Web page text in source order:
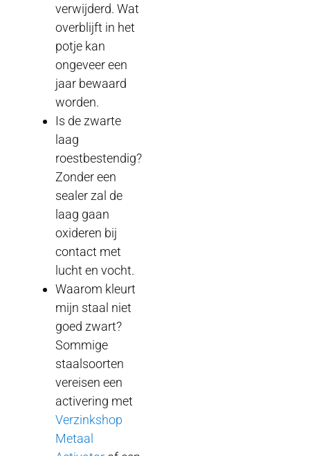
verwijderd. Wat
overblijft in het
potje kan
ongeveer een
jaar bewaard
worden.
Is de zwarte
laag
roestbestendig?
Zonder een
sealer zal de
laag gaan
oxideren bij
contact met
lucht en vocht.
Waarom kleurt
mijn staal niet
goed zwart?
Sommige
staalsoorten
vereisen een
activering met
Verzinkshop
Metaal